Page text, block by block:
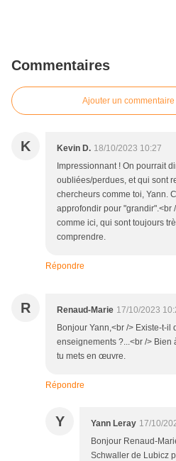
Commentaires
Ajouter un commentaire
K Kevin D. 18/10/2023 10:27
Impressionnant ! On pourrait
oubliées/perdues, et qui sont
chercheurs comme toi, Yann.
approfondir pour "grandir".<br
comme ici, qui sont toujours
comprendre.
Répondre
R Renaud-Marie 17/10/2023
Bonjour Yann,<br /> Existe-t-il
enseignements ?...<br /> Bien
tu mets en œuvre.
Répondre
Y Yann Leray 17/10/
Bonjour Renaud-
Schwaller de Lubicz